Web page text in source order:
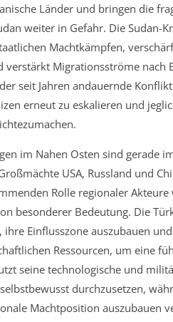
Länder und bringen die
weiter in Gefahr. Die Sudan-
Machtkämpfen,
verstärkt Migrationsströme nach
seit Jahren andauernde Konflikt
erneut zu eskalieren und
im Nahen Osten sind gerade
USA, Russland und
Rolle regionaler Akteure
besonderer Bedeutung. Die
Einflusszone auszubauen
Ressourcen, um eine
seine technologische und
durchzusetzen,
Machtposition auszubauen